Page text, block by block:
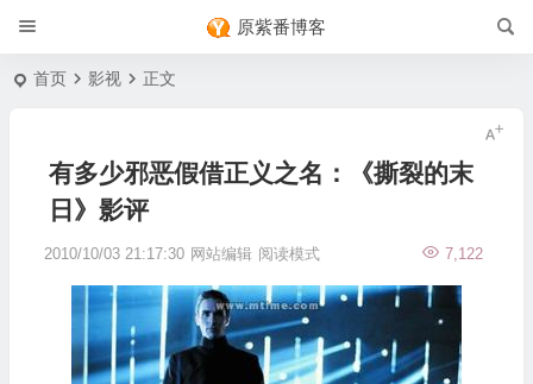
原紫番博客
首页 影视 正文
有多少邪恶假借正义之名：《撕裂的末
日》影评
2010/10/03 21:17:30 网站编辑 7,122
阅读模式